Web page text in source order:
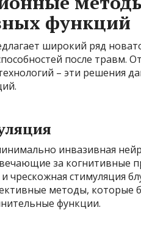
функций
широкий ряд
после травм.
– эти решения
инвазивная
за когнитивные
чрескожная стимуляция
методы, которые
функции.